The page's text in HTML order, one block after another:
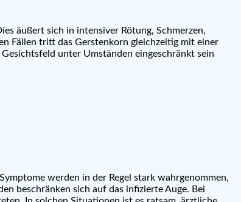
äußert sich in intensiver Rötung, Schmerzen,
Fällen tritt das Gerstenkorn gleichzeitig mit einer
unter Umständen eingeschränkt sein
werden in der Regel stark wahrgenommen,
beschränken sich auf das infizierte Auge. Bei